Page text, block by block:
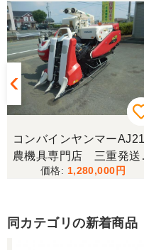
この度はお世話に
よろしくお願いし
三重県／ユウスケ
購入から引き取り
ございました。
三重県／
当方の要望に対し
コンバインヤンマー
農機具専門店 三重発送
備済み
1,280,000
同カテゴリの新着商品